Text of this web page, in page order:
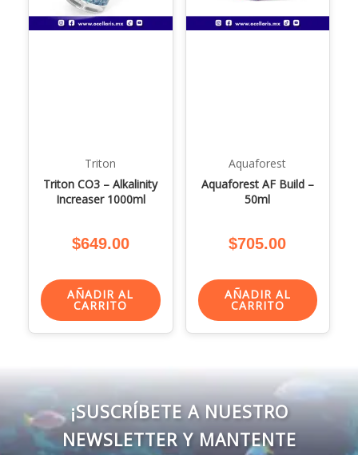
Triton
Triton CO3 – Alkalinity
Increaser 1000ml
$649.00
AÑADIR AL
CARRITO
Aquaforest
Aquaforest AF Build –
50ml
$705.00
AÑADIR AL
CARRITO
¡SUSCRÍBETE A NUESTRO
NEWSLETTER Y MANTENTE